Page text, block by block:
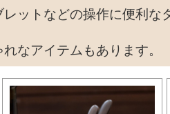
ットなどの操作に便利
なアイテムもあります。